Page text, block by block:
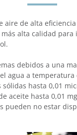
aire de alta
alta calidad para
debidos a una
agua a temperatura
hasta 0,01
aceite hasta 0,01
pueden no estar